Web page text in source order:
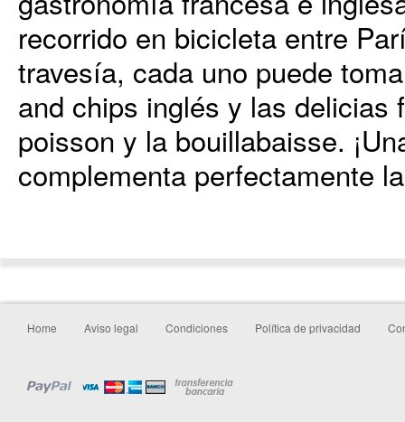
recorrido en bicicleta entre
travesía, cada uno puede
and chips inglés y las delicias
poisson y la bouillabaisse.
complementa perfectamente
Home Aviso legal Condiciones Política de privacidad